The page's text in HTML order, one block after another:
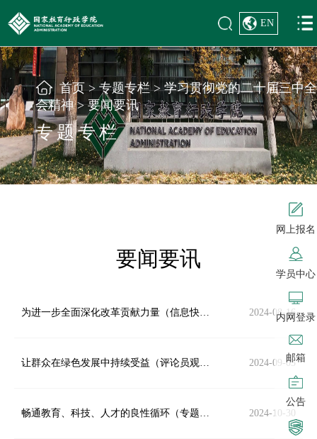
网上报名
学员中心
内网登录
邮箱
公告
EN
首页 > 专题专栏>学习贯彻党的二十届三中全
会精神>要闻要讯
专题专栏
要闻要讯
为进一步全面深化改革贡献力量（信息快递） 2024-08-16
让群众在绿色发展中持续受益（评论员观察） 2024-09-05
畅通教育、科技、人才的良性循环（专题深思） 2024-10-30